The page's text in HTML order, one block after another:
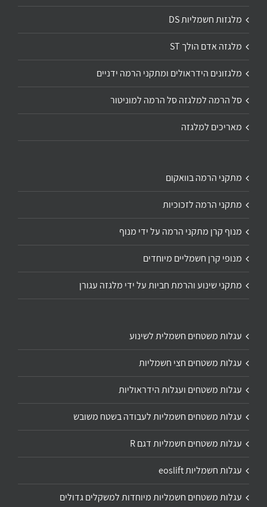
מלגזות חשמליות DS
מלגזה אדם הולך ST
מלגזונים הידראולים ומתקני הרמה ידניים
סל הרמה למלגזה סל הרמה למוניטור
מאריכים למלגזה
מתקני הרמה בוואקום
מתקני הרמה לזכוכיות
מנוף קרן מתקני הרמה על ידי מנוף
מנופי קרן חשמליים מיוחדים
מתקני שינוע והרמת חביות על ידי מלגזה עגורן
עגלות משטחים חשמלית לשינוע
עגלות משטחים חצי חשמליות
עגלות משטחים ועגלות הידראוליות
עגלות משטחים חשמליות לעבודה בשטח משובש
עגלות משטחים חשמליות דגם R
עגלות חשמליות eoslift
עגלות משטחים חשמליות מיוחדות למשקלים גדולים